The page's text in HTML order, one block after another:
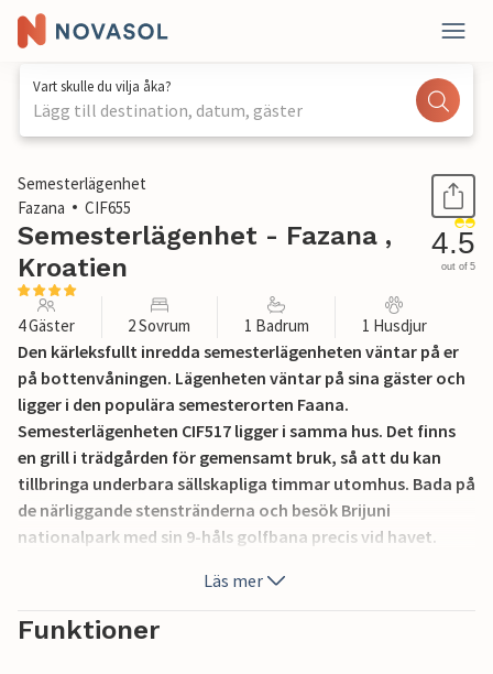
Vart skulle du vilja åka?
Lägg till destination, datum, gäster
1 / 25
Semesterlägenhet
Fazana
CIF655
Semesterlägenhet - Fazana ,
Kroatien
4.5
out of 5
4 Gäster 2 Sovrum 1 Badrum 1 Husdjur
Den kärleksfullt inredda semesterlägenheten väntar på er
på bottenvåningen. Lägenheten väntar på sina gäster och
ligger i den populära semesterorten Faana.
Semesterlägenheten CIF517 ligger i samma hus. Det finns
en grill i trädgården för gemensamt bruk, så att du kan
tillbringa underbara sällskapliga timmar utomhus. Bada på
de närliggande stenstränderna och besök Brijuni
nationalpark med sin 9-håls golfbana precis vid havet.
hamnen i Faana, som är full av restauranger, tavernor och
olika evenemang. Faana är starthamn för Brijuniöarnas
nationalpark.
Läs mer
Funktioner